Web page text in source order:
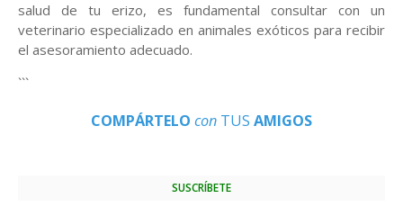
salud de tu erizo, es fundamental consultar con un
veterinario especializado en animales exóticos para recibir
el asesoramiento adecuado.
```
COMPÁRTELO con TUS AMIGOS
SUSCRÍBETE